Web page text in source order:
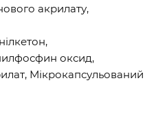
акрилату,
оксид,
Мікрокапсульований